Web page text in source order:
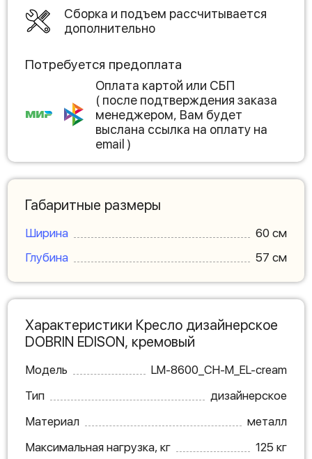
Сборка и подъем рассчитывается
дополнительно
Потребуется предоплата
Оплата картой или СБП
( после подтверждения заказа
менеджером, Вам будет
выслана ссылка на оплату на
email )
Габаритные размеры
Ширина
60 см
Глубина
57 см
Характеристики Кресло дизайнерское
DOBRIN EDISON, кремовый
Модель
LM-8600_CH-M_EL-cream
Тип
дизайнерское
Материал
металл
Максимальная нагрузка, кг
125 кг